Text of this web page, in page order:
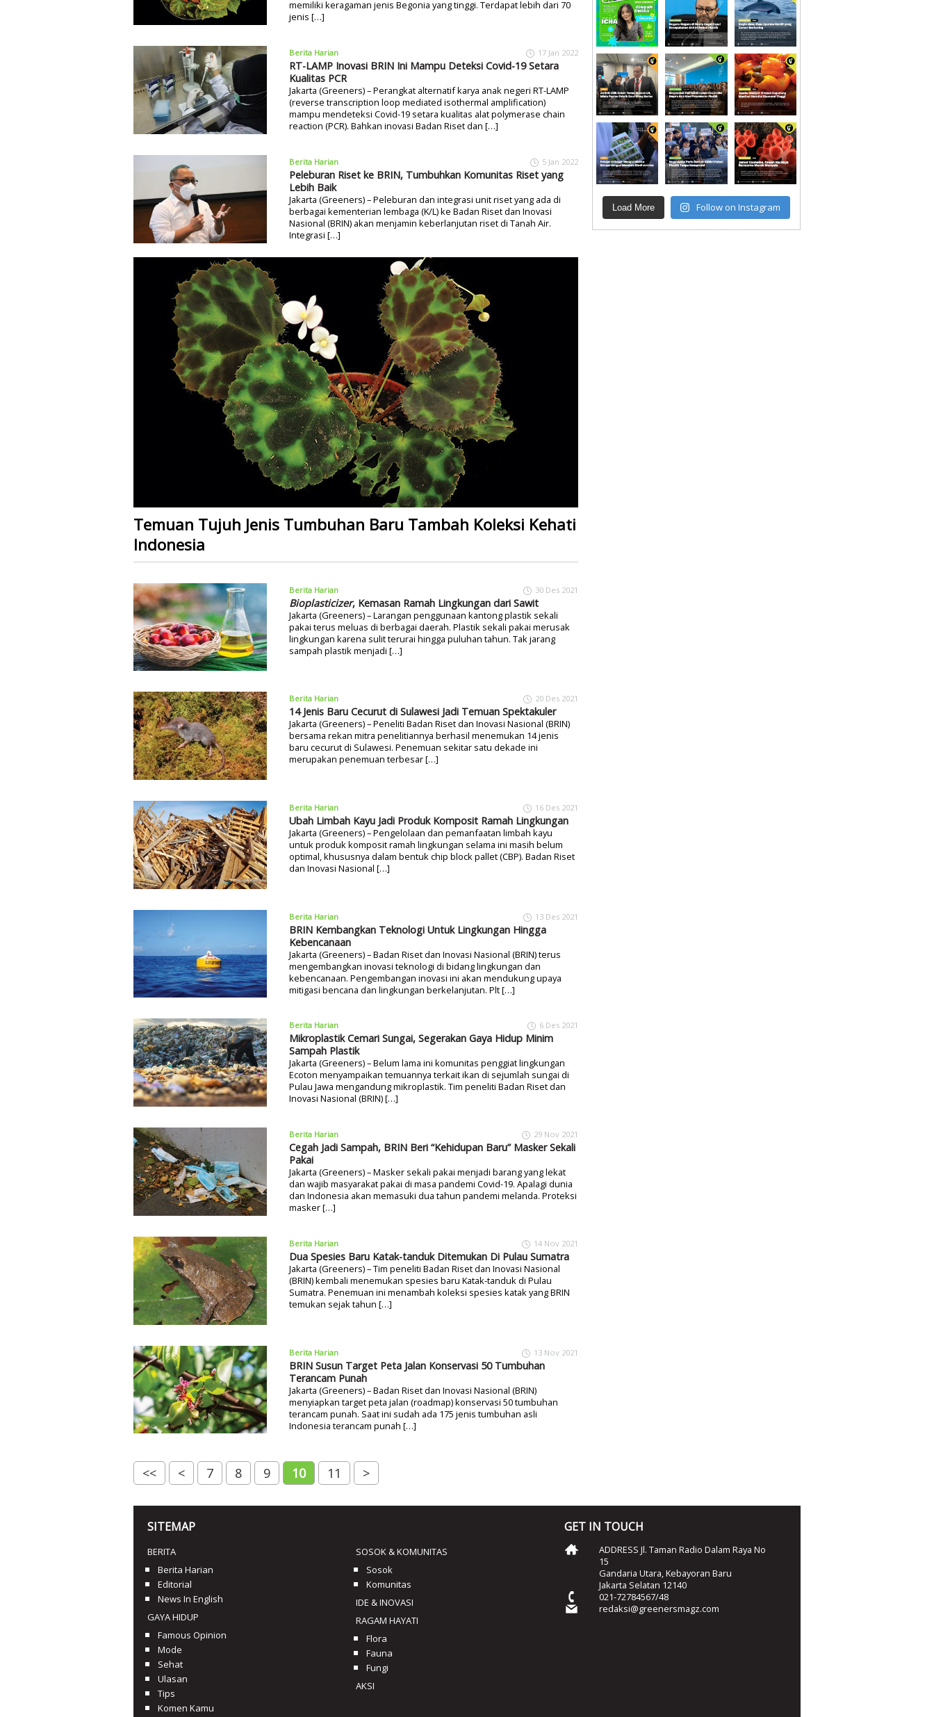
memiliki keragaman jenis Begonia yang tinggi. Terdapat lebih dari 70
jenis […]
Berita Harian 17 Jan 2022
RT-LAMP Inovasi BRIN Ini Mampu Deteksi Covid-19 Setara
Kualitas PCR
Jakarta (Greeners) – Perangkat alternatif karya anak negeri RT-LAMP
(reverse transcription loop mediated isothermal amplification)
mampu mendeteksi Covid-19 setara kualitas alat polymerase chain
reaction (PCR). Bahkan inovasi Badan Riset dan […]
Berita Harian 5 Jan 2022
Peleburan Riset ke BRIN, Tumbuhkan Komunitas Riset yang
Lebih Baik
Jakarta (Greeners) – Peleburan dan integrasi unit riset yang ada di
berbagai kementerian lembaga (K/L) ke Badan Riset dan Inovasi
Nasional (BRIN) akan menjamin keberlanjutan riset di Tanah Air.
Integrasi […]
Temuan Tujuh Jenis Tumbuhan Baru Tambah Koleksi Kehati
Indonesia
Berita Harian 30 Des 2021
Bioplasticizer, Kemasan Ramah Lingkungan dari Sawit
Jakarta (Greeners) – Larangan penggunaan kantong plastik sekali
pakai terus meluas di berbagai daerah. Plastik sekali pakai merusak
lingkungan karena sulit terurai hingga puluhan tahun. Tak jarang
sampah plastik menjadi […]
Berita Harian 20 Des 2021
14 Jenis Baru Cecurut di Sulawesi Jadi Temuan Spektakuler
Jakarta (Greeners) – Peneliti Badan Riset dan Inovasi Nasional (BRIN)
bersama rekan mitra penelitiannya berhasil menemukan 14 jenis
baru cecurut di Sulawesi. Penemuan sekitar satu dekade ini
merupakan penemuan terbesar […]
Berita Harian 16 Des 2021
Ubah Limbah Kayu Jadi Produk Komposit Ramah Lingkungan
Jakarta (Greeners) – Pengelolaan dan pemanfaatan limbah kayu
untuk produk komposit ramah lingkungan selama ini masih belum
optimal, khususnya dalam bentuk chip block pallet (CBP). Badan Riset
dan Inovasi Nasional […]
Berita Harian 13 Des 2021
BRIN Kembangkan Teknologi Untuk Lingkungan Hingga
Kebencanaan
Jakarta (Greeners) – Badan Riset dan Inovasi Nasional (BRIN) terus
mengembangkan inovasi teknologi di bidang lingkungan dan
kebencanaan. Pengembangan inovasi ini akan mendukung upaya
mitigasi bencana dan lingkungan berkelanjutan. Plt […]
Berita Harian 6 Des 2021
Mikroplastik Cemari Sungai, Segerakan Gaya Hidup Minim
Sampah Plastik
Jakarta (Greeners) – Belum lama ini komunitas penggiat lingkungan
Ecoton menyampaikan temuannya terkait ikan di sejumlah sungai di
Pulau Jawa mengandung mikroplastik. Tim peneliti Badan Riset dan
Inovasi Nasional (BRIN) […]
Berita Harian 29 Nov 2021
Cegah Jadi Sampah, BRIN Beri “Kehidupan Baru” Masker Sekali
Pakai
Jakarta (Greeners) – Masker sekali pakai menjadi barang yang lekat
dan wajib masyarakat pakai di masa pandemi Covid-19. Apalagi dunia
dan Indonesia akan memasuki dua tahun pandemi melanda. Proteksi
masker […]
Berita Harian 14 Nov 2021
Dua Spesies Baru Katak-tanduk Ditemukan Di Pulau Sumatra
Jakarta (Greeners) – Tim peneliti Badan Riset dan Inovasi Nasional
(BRIN) kembali menemukan spesies baru Katak-tanduk di Pulau
Sumatra. Penemuan ini menambah koleksi spesies katak yang BRIN
temukan sejak tahun […]
Berita Harian 13 Nov 2021
BRIN Susun Target Peta Jalan Konservasi 50 Tumbuhan
Terancam Punah
Jakarta (Greeners) – Badan Riset dan Inovasi Nasional (BRIN)
menyiapkan target peta jalan (roadmap) konservasi 50 tumbuhan
terancam punah. Saat ini sudah ada 175 jenis tumbuhan asli
Indonesia terancam punah […]
<< < 7 8 9 10 11 >
Load More Follow on Instagram
SITEMAP
BERITA
Berita Harian
Editorial
News In English
GAYA HIDUP
Famous Opinion
Mode
Sehat
Ulasan
Tips
Komen Kamu
SOSOK & KOMUNITAS
Sosok
Komunitas
IDE & INOVASI
RAGAM HAYATI
Flora
Fauna
Fungi
AKSI
GET IN TOUCH
ADDRESS Jl. Taman Radio Dalam Raya No
15
Gandaria Utara, Kebayoran Baru
Jakarta Selatan 12140
021-72784567/48
redaksi@greenersmagz.com